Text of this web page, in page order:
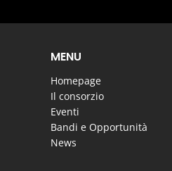
MENU
Homepage
Il consorzio
Eventi
Bandi e Opportunità
News